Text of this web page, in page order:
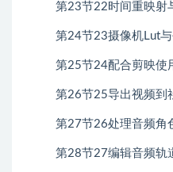
第23节22时间重映射
第24节23摄像机Lut
第25节24配合剪映使
第26节25导出视频到
第27节26处理音频角
第28节27编辑音频轨